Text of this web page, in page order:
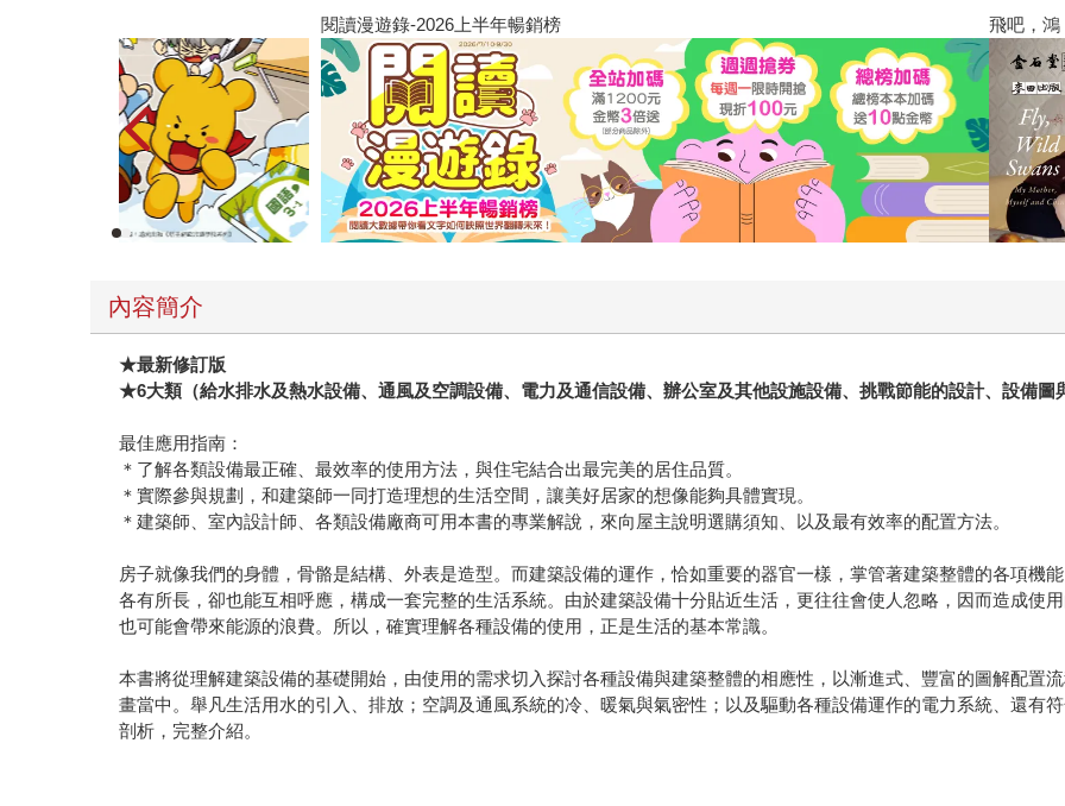
閱讀漫遊錄-2026上半年暢銷榜 飛吧，鴻！：母親、我與中國（
內容簡介
★最新修訂版
★6大類（給水排水及熱水設備、通風及空調設備、電力及通信設備、辦公室及其他設施設備、挑戰節能的設計、設備
最佳應用指南：
＊了解各類設備最正確、最效率的使用方法，與住宅結合出最完美的居住品質。
＊實際參與規劃，和建築師一同打造理想的生活空間，讓美好居家的想像能夠具體實現。
＊建築師、室內設計師、各類設備廠商可用本書的專業解說，來向屋主說明選購須知、以及最有效率的配置方法。
房子就像我們的身體，骨骼是結構、外表是造型。而建築設備的運作，恰如重要的器官一樣，掌管著建築整體的各項機
各有所長，卻也能互相呼應，構成一套完整的生活系統。由於建築設備十分貼近生活，更往往會使人忽略，因而造成使
也可能會帶來能源的浪費。所以，確實理解各種設備的使用，正是生活的基本常識。
本書將從理解建築設備的基礎開始，由使用的需求切入探討各種設備與建築整體的相應性，以漸進式、豐富的圖解配置
畫當中。舉凡生活用水的引入、排放；空調及通風系統的冷、暖氣與氣密性；以及驅動各種設備運作的電力系統、還有
剖析，完整介紹。